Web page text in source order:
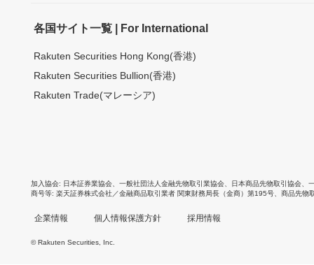
各国サイト一覧 | For International
Rakuten Securities Hong Kong(香港)
Rakuten Securities Bullion(香港)
Rakuten Trade(マレーシア)
加入協会 日本証券業協会 一般社団法人金融先物取引業協会 日本商品先物取引協会
商号等 楽天証券株式会社／金融商品取引業者 関東財務局長（金商）第195号、商品先物
企業情報 個人情報保護方針 採用情報
© Rakuten Securities, Inc.